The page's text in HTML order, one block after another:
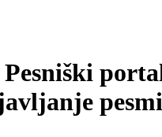
Pesniški